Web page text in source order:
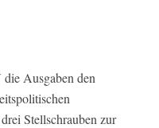
Ausgaben den
Stellschrauben zur